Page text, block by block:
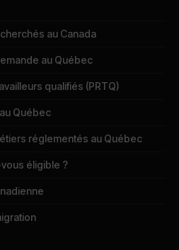
au Canada
au Québec
qualifiés (PRTQ)
Québec
réglementés au Québec
éligible ?